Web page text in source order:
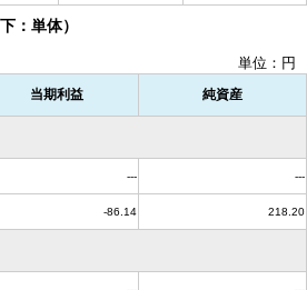
：単体）
単位：円
当期利益 純資産
--- ---
-86.14 218.20